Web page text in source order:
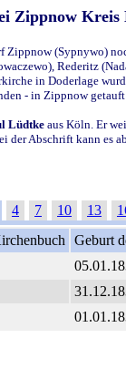
Zippnow Kreis
Zippnow (Sypnywo)
Rederitz
in Doderlage
- in Zippnow getauft
Lüdtke aus Köln. Er
Abschrift kann es
4 7 10 13
Geburt